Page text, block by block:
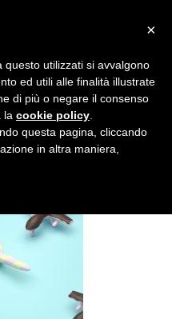
×
utilizzati si avvalgono
ed utili alle finalità illustrate
di più o negare il consenso
la cookie policy
questa pagina, cliccando
in altra maniera,